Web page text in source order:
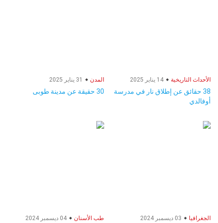
الأحداث التاريخية
38 حقائق عن إطلاق نار في مدرسة
أوفالدي
المدن
30 حقيقة عن مدينة طوبى
الجغرافيا طب الأسنان